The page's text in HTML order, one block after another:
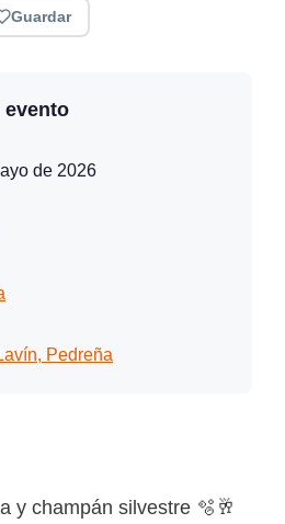
Guardar
evento
de 2026
Pedreña
y champán silvestre 🫧🥂